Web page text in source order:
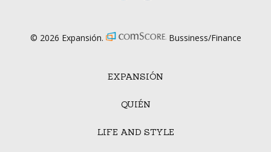
EXPANSIÓN
QUIÉN
LIFE AND STYLE
© 2026 Expansión. Bussiness/Finance